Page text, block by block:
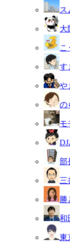
ス
大
こ
す
や
の
モ
部
三
勝
和
東